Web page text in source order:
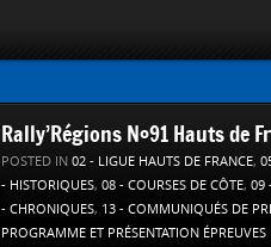
Rally’Régions N°91 Hauts de
POSTED IN 02 - LIGUE HAUTS DE FRANCE,
- HISTORIQUES, 08 - COURSES DE CÔTE, 09
- CHRONIQUES, 13 - COMMUNIQUÉS DE
PROGRAMME ET PRÉSENTATION ÉPREUVES